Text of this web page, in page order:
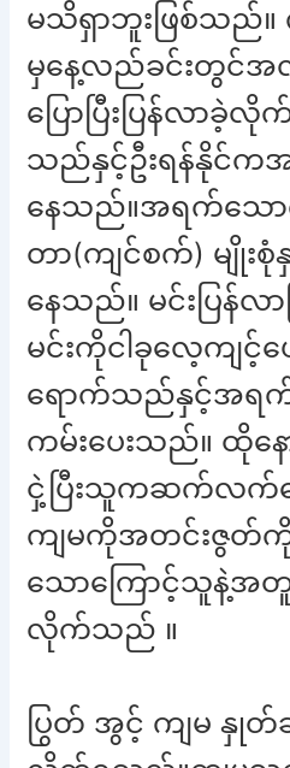
မသိရှာဘူးဖြစ်သည်။
မှနေ့လည်ခင်းတွင်
ပြောပြီးပြန်လာ
သည်နှင့်ဦးရန်နိုင်က
နေသည်။အရက်သေ
တာ(ကျင်စက်) မျိုးစုံ
နေသည်။ မင်းပြန်လ
မင်းကိုငါခုလေ့ကျင့်ပ
ရောက်သည်နှင့်အ
ကမ်းပေးသည်။ ထို
ငှဲ့ပြီးသူကဆက်လက်
ကျမကိုအတင်းဇွတ်
သောကြောင့်သူနဲ့
လိုက်သည် ။
ပြွတ် အွင့် ကျမ နှုတ်